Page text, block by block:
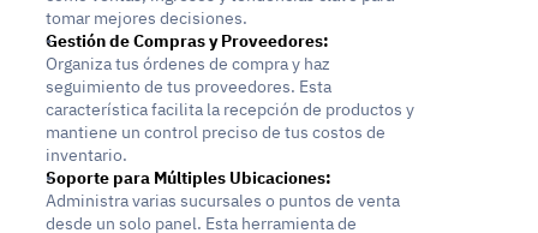
tomar mejores decisiones.
Gestión de Compras y Proveedores:
Organiza tus órdenes de compra y haz
seguimiento de tus proveedores. Esta
característica facilita la recepción de productos y
mantiene un control preciso de tus costos de
inventario.
Soporte para Múltiples Ubicaciones:
Administra varias sucursales o puntos de venta